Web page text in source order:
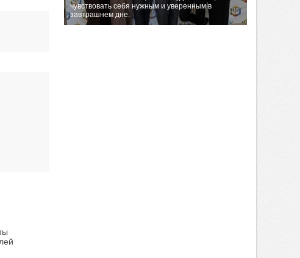
чувствовать себя нужным и уверенным в
завтрашнем дне.